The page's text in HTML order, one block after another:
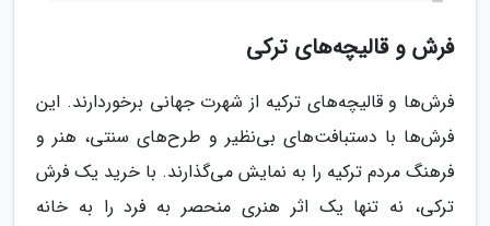
فرش و قالیچه‌های ترکی
فرش‌ها و قالیچه‌های ترکیه از شهرت جهانی برخوردارند. این
فرش‌ها با دستبافت‌های بی‌نظیر و طرح‌های سنتی، هنر و
فرهنگ مردم ترکیه را به نمایش می‌گذارند. با خرید یک فرش
ترکی، نه تنها یک اثر هنری منحصر به فرد را به خانه